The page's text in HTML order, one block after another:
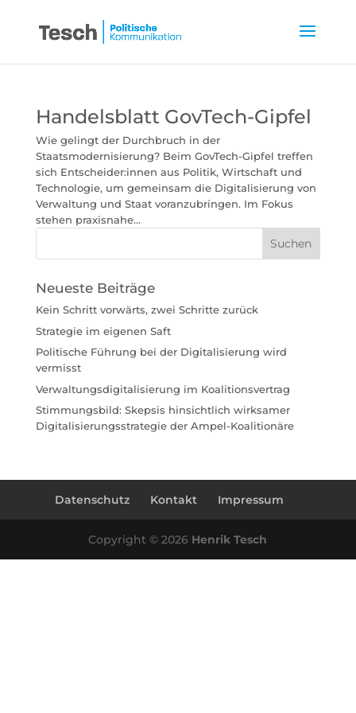
Handelsblatt GovTech-Gipfel
Wie gelingt der Durchbruch in der
Staatsmodernisierung? Beim GovTech-Gipfel treffen
sich Entscheider:innen aus Politik, Wirtschaft und
Technologie, um gemeinsam die Digitalisierung von
Verwaltung und Staat voranzubringen. Im Fokus
stehen praxisnahe...
Neueste Beiträge
Kein Schritt vorwärts, zwei Schritte zurück
Strategie im eigenen Saft
Politische Führung bei der Digitalisierung wird
vermisst
Verwaltungsdigitalisierung im Koalitionsvertrag
Stimmungsbild: Skepsis hinsichtlich wirksamer
Digitalisierungsstrategie der Ampel-Koalitionäre
Datenschutz Kontakt Impressum
Copyright © 2026 Henrik Tesch